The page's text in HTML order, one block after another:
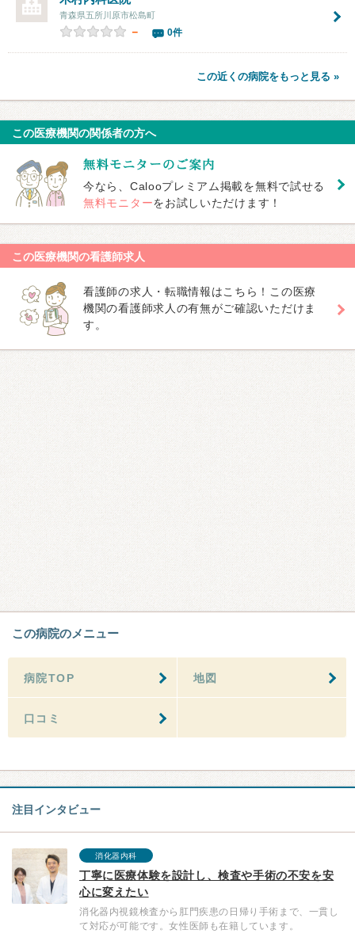
青森県五所川原市松島町
－ 0件
この近くの病院をもっと見る »
この医療機関の関係者の方へ
今なら、Calooプレミアム掲載を無料で試せる
無料モニターをお試しいただけます！
この医療機関の看護師求人
看護師の求人・転職情報はこちら！この医療
機関の看護師求人の有無がご確認いただけま
す。
この病院のメニュー
病院TOP 地図
口コミ
注目インタビュー
消化器内科
丁寧に医療体験を設計し、検査や手術の不安を安
心に変えたい
消化器内視鏡検査から肛門疾患の日帰り手術まで、一貫し
て対応が可能です。女性医師も在籍しています。